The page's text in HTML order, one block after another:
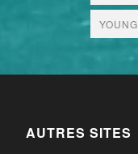
YOUNG
AUTRES SITES